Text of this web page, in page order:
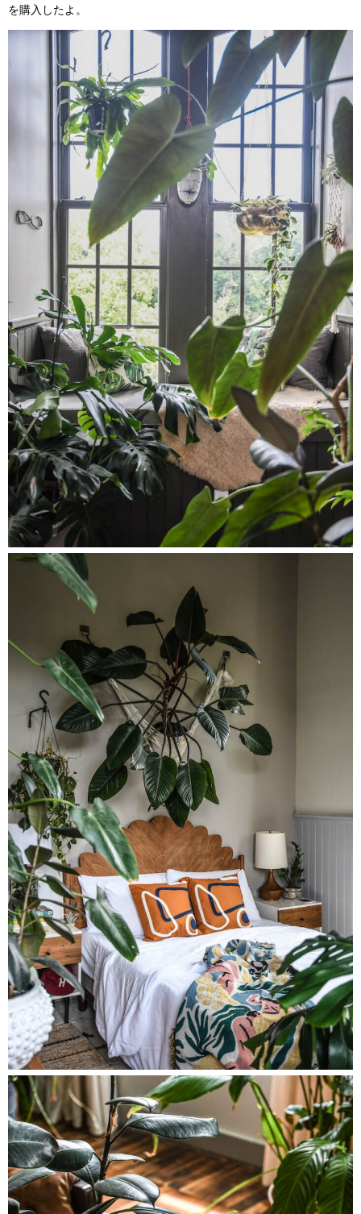
を購入したよ。